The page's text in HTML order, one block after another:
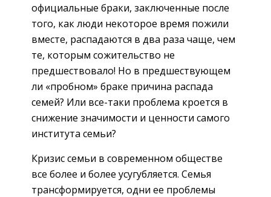
официальные браки, заключенные после
того, как люди некоторое время пожили
вместе, распадаются в два раза чаще, чем
те, которым сожительство не
предшествовало! Но в предшествующем
ли «пробном» браке причина распада
семей? Или все-таки проблема кроется в
снижение значимости и ценности самого
института семьи?
Кризис семьи в современном обществе
все более и более усугубляется. Семья
трансформируется, одни ее проблемы